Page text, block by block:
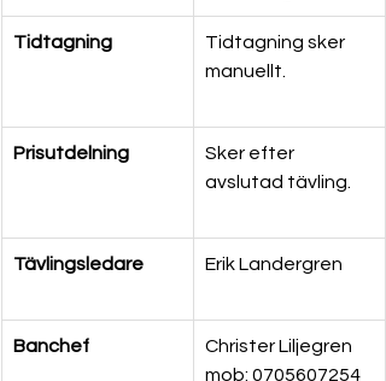
Tidtagning
Tidtagning sker
manuellt.
Prisutdelning
Sker efter
avslutad tävling.
Tävlingsledare Erik Landergren
Banchef
Christer Liljegren
mob: 0705607254